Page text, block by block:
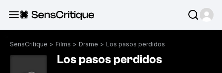
SensCritique > Films > Drame > Los pasos perdidos
Los pasos perdidos